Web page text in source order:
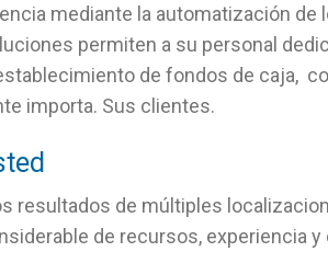
mediante la automatización
permiten a su personal
de fondos de caja,
importa. Sus clientes.
resultados de múltiples
de recursos, experiencia y